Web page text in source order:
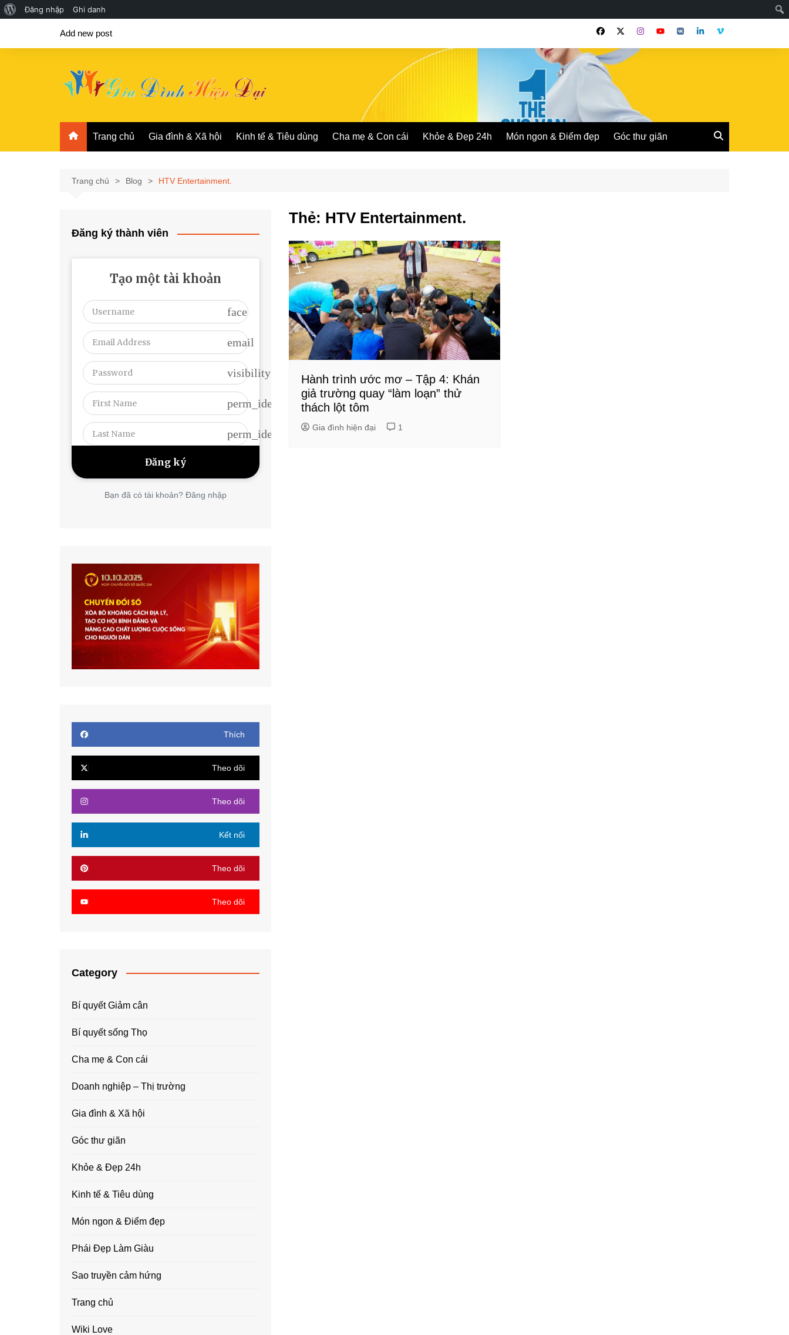
Giới
về
Đăng nhập Ghi danh
Add new post
Trang chủ Gia đình & Xã hội Kinh tế & Tiêu dùng Cha mẹ & Con cái Khỏe & Đẹp 24h Món ngon & Điểm đẹp Góc thư giãn
Trang chủ Blog HTV Entertainment.
Thẻ: HTV Entertainment.
Hành trình ước mơ – Tập 4: Khán
giả trường quay “làm loạn” thử
thách lột tôm
Gia đình hiện đại 1
Đăng ký thành viên
Tạo một tài khoản
face
email
visibility
perm_identity
perm_identity
Bạn đã có tài khoản? Đăng nhập
Thích
Theo dõi
Theo dõi
Kết nối
Theo dõi
Theo dõi
Category
Bí quyết Giảm cân
Bí quyết sống Thọ
Cha mẹ & Con cái
Doanh nghiệp – Thị trường
Gia đình & Xã hội
Góc thư giãn
Khỏe & Đẹp 24h
Kinh tế & Tiêu dùng
Món ngon & Điểm đẹp
Phái Đẹp Làm Giàu
Sao truyền cảm hứng
Trang chủ
Wiki Love